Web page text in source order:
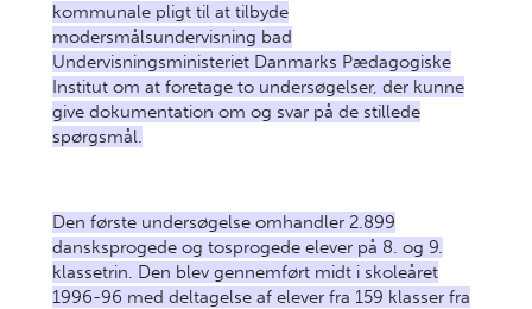
kommunale pligt til at tilbyde
modersmålsundervisning bad
Undervisningsministeriet Danmarks Pædagogiske
Institut om at foretage to undersøgelser, der kunne
give dokumentation om og svar på de stillede
spørgsmål.
Den første undersøgelse omhandler 2.899
dansksprogede og tosprogede elever på 8. og 9.
klassetrin. Den blev gennemført midt i skoleåret
1996-96 med deltagelse af elever fra 159 klasser fra